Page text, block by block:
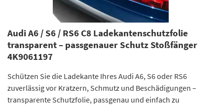
Audi A6 / S6 / RS6 C8 Ladekantenschutzfolie
transparent – passgenauer Schutz Stoßfänger
4K9061197
Schützen Sie die Ladekante Ihres Audi A6, S6 oder RS6
zuverlässig vor Kratzern, Schmutz und Beschädigungen –
transparente Schutzfolie, passgenau und einfach zu